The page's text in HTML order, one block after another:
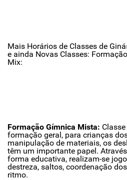
Mais Horários de Classes de
e ainda Novas Classes:
Mix:
Formação Gímnica Mista:
formação geral, para crianças
manipulação de materiais, os
têm um importante papel.
forma educativa, realizam-se
destreza, saltos, coordenação
ritmo.